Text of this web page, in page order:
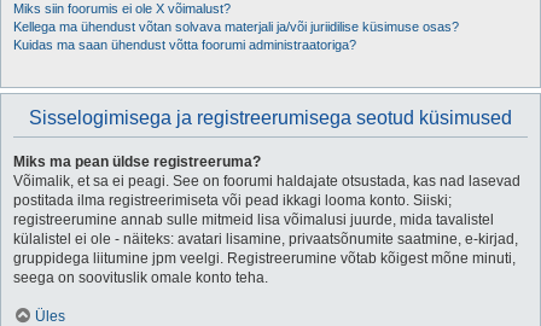
Miks siin foorumis ei ole X võimalust?
Kellega ma ühendust võtan solvava materjali ja/või juriidilise küsimuse osas?
Kuidas ma saan ühendust võtta foorumi administraatoriga?
Sisselogimisega ja registreerumisega seotud küsimused
Miks ma pean üldse registreeruma?
Võimalik, et sa ei peagi. See on foorumi haldajate otsustada, kas nad lasevad
postitada ilma registreerimiseta või pead ikkagi looma konto. Siiski;
registreerumine annab sulle mitmeid lisa võimalusi juurde, mida tavalistel
külalistel ei ole - näiteks: avatari lisamine, privaatsõnumite saatmine, e-kirjad,
gruppidega liitumine jpm veelgi. Registreerumine võtab kõigest mõne minuti,
seega on soovituslik omale konto teha.
Üles